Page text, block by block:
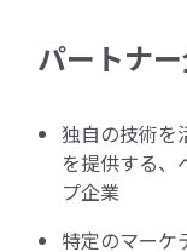
パートナ
独自の技術を
を提供する、
プ企業
特定のマーケ